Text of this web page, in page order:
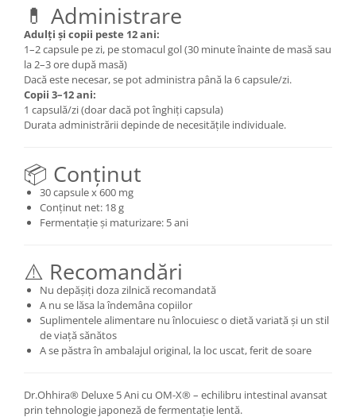
💊 Administrare
Adulți și copii peste 12 ani:
1–2 capsule pe zi, pe stomacul gol (30 minute înainte de masă sau
la 2–3 ore după masă)
Dacă este necesar, se pot administra până la 6 capsule/zi.
Copii 3–12 ani:
1 capsulă/zi (doar dacă pot înghiți capsula)
Durata administrării depinde de necesitățile individuale.
📦 Conținut
30 capsule x 600 mg
Conținut net: 18 g
Fermentație și maturizare: 5 ani
⚠️ Recomandări
Nu depășiți doza zilnică recomandată
A nu se lăsa la îndemâna copiilor
Suplimentele alimentare nu înlocuiesc o dietă variată și un stil
de viață sănătos
A se păstra în ambalajul original, la loc uscat, ferit de soare
Dr.Ohhira® Deluxe 5 Ani cu OM-X® – echilibru intestinal avansat
prin tehnologie japoneză de fermentație lentă.